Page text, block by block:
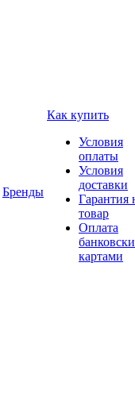
Бренды
Как купить
Условия
оплаты
Условия
доставки
Гарантия
товар
Оплата
картами